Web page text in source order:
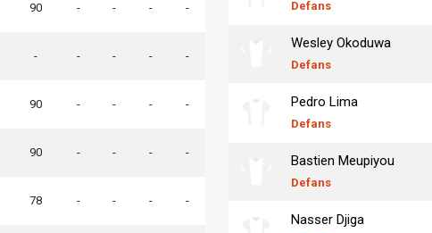
90 - - - -
- - - - -
90 - - - -
90 - - - -
78 - - - -
Defans
Wesley Okoduwa
Defans
Pedro Lima
Defans
Bastien Meupiyou
Defans
Nasser Djiga